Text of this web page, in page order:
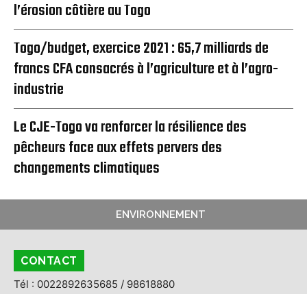
l’érosion côtière au Togo
Togo/budget, exercice 2021 : 65,7 milliards de
francs CFA consacrés à l’agriculture et à l’agro-
industrie
Le CJE-Togo va renforcer la résilience des
pêcheurs face aux effets pervers des
changements climatiques
ENVIRONNEMENT
CONTACT
Tél : 0022892635685 / 98618880